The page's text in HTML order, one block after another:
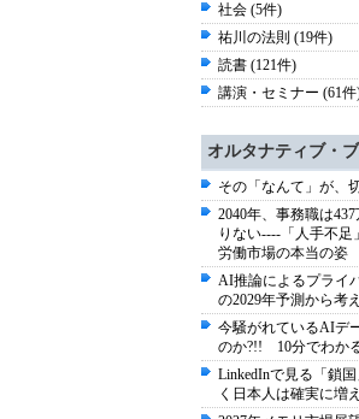
社会 (5件)
祐川の法則 (19件)
読書 (121件)
講演・セミナー (61件
オルタナティブ・
その「なんて」が、
2040年、事務職は
りない----「人手不
労働市場の本当の姿
AI推論によるプライ
の2029年予測から考
今騒がれているAIデ
のか?!! 10分でわか
LinkedInで見る「鎖
く日本人は確実に増